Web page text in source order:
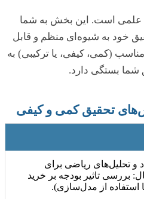
است. این بخش به شما
خود به شیوه‌ای منظم و قابل
(کمی، کیفی، یا ترکیبی) به
شما بستگی دارد.
و تحلیل‌های ریاضی برای
بررسی تاثیر بودجه بر خرید
استفاده از مدل‌سازی).